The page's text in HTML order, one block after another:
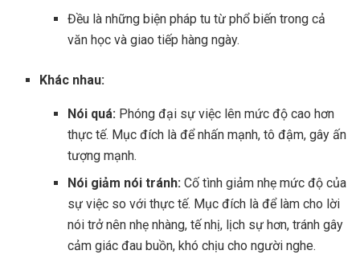
Đều là những biện pháp tu từ phổ biến trong cả
văn học và giao tiếp hàng ngày.
Khác nhau:
Nói quá:Phóng đại sự việc lên mức độ cao hơn
thực tế. Mục đích là để nhấn mạnh, tô đậm, gây ấn
tượng mạnh.
Nói giảm nói tránh:Cố tình giảm nhẹ mức độ của
sự việc so với thực tế. Mục đích là để làm cho lời
nói trở nên nhẹ nhàng, tế nhị, lịch sự hơn, tránh gây
cảm giác đau buồn, khó chịu cho người nghe.